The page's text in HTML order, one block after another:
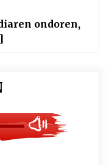
ondoren,